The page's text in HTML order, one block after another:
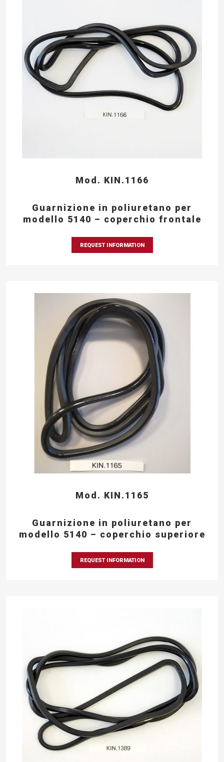
Mod. KIN.1166
Guarnizione in poliuretano per
modello 5140 – coperchio frontale
REQUEST INFORMATION
Mod. KIN.1165
Guarnizione in poliuretano per
modello 5140 – coperchio superiore
REQUEST INFORMATION